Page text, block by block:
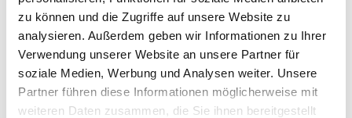
zu können und die Zugriffe auf unsere Website zu
analysieren. Außerdem geben wir Informationen zu Ihrer
Verwendung unserer Website an unsere Partner für
soziale Medien, Werbung und Analysen weiter. Unsere
Partner führen diese Informationen möglicherweise mit
weiteren Daten zusammen, die Sie ihnen bereitgestellt
Schulliste
ipsum dolor sit amet, consectetuer adipiscing
elit, sed diam nonummy nibh euismod tincidunt
ut laoreet dolore magna aliquam erat volutpat.
Ut wisi enim ad minim veniam, quis nostrud
exerci tation ullamcorper suscipit lobortis nisl ut